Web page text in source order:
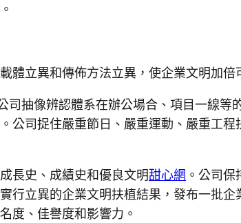
立異和傳佈方法立異，使企業文明加倍
司抽像辨認體系在辦公場合、項目一線等
司捉住嚴重節日、嚴重運動、嚴重工
長史、成績史和優良文明甜心網 。公司
立異的企業文明扶植結果，發布一批
度、佳譽度和影響力。